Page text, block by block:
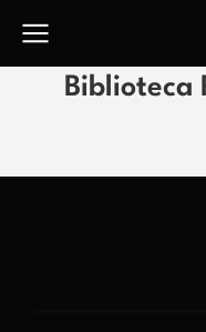
Biblioteca